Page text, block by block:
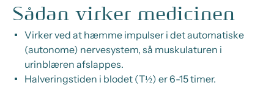
Sådan virker medicinen
Virker ved at hæmme impulser i det automatiske
(autonome) nervesystem, så muskulaturen i
urinblæren afslappes.
Halveringstiden i blodet (T½) er 6-15 timer.